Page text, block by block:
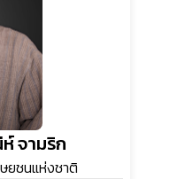
จามริก
ยชนแห่งชาติ